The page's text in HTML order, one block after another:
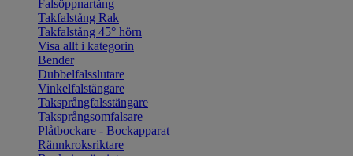
Falsöppnartång
Takfalstång Rak
Takfalstång 45° hörn
Visa allt i kategorin
Bender
Dubbelfalsslutare
Vinkelfalstängare
Taksprångfalsstängare
Taksprångsomfalsare
Plåtbockare - Bockapparat
Rännkroksriktare